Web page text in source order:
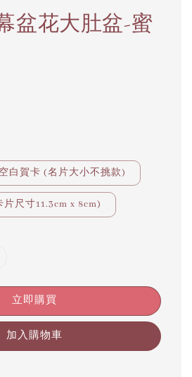
盆花大肚盆-蜜
空白賀卡 (名片大小不挑款)
尺寸11.3cm x 8cm)
立即購買
加入購物車